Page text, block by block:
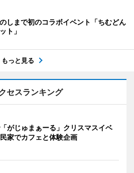
しまで初のコラボイベント「ちむどん
ト」
もっと見る
セスランキング
がじゅまぁーる」クリスマスイベ
家でカフェと体験企画